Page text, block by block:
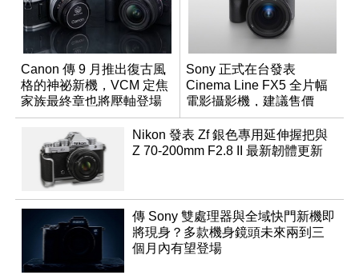
Canon 傳 9 月推出復古風
格的神祕新機，VCM 定焦
家族最終章也將壓軸登場
Sony 正式在台發表
Cinema Line FX5 全片幅
電影攝影機，建議售價
NT$144,980
Nikon 發表 Zf 銀色專用延伸握把與
Z 70-200mm F2.8 II 最新韌體更新
傳 Sony 雙處理器與全域快門新機即
將現身？多款機身鏡頭未來兩到三
個月內有望登場